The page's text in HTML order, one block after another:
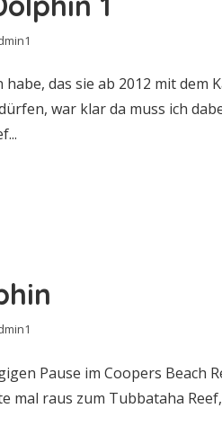
das sie ab 2012 mit dem
war klar da muss ich
Pause im Coopers Beach
mal raus zum Tubbataha